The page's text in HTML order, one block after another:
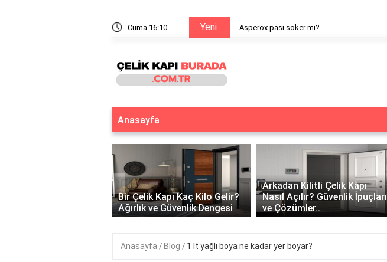
Cuma 16:10 Yeni Asperox pası söker mi?
Anasayfa
Bir Çelik Kapı Kaç Kilo Gelir?
Ağırlık ve Güvenlik Dengesi
Arkadan Kilitli Çelik Kapı
Nasıl Açılır? Güvenlik İpuçları
ve Çözümler..
‹
Anasayfa Blog 1 lt yağlı boya ne kadar yer boyar?